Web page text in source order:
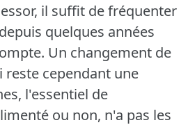
il suffit de fréquenter
quelques années
Un changement de
cependant une
l'essentiel de
ou non, n'a pas les